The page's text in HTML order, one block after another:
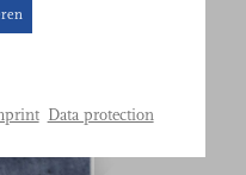
Data protection